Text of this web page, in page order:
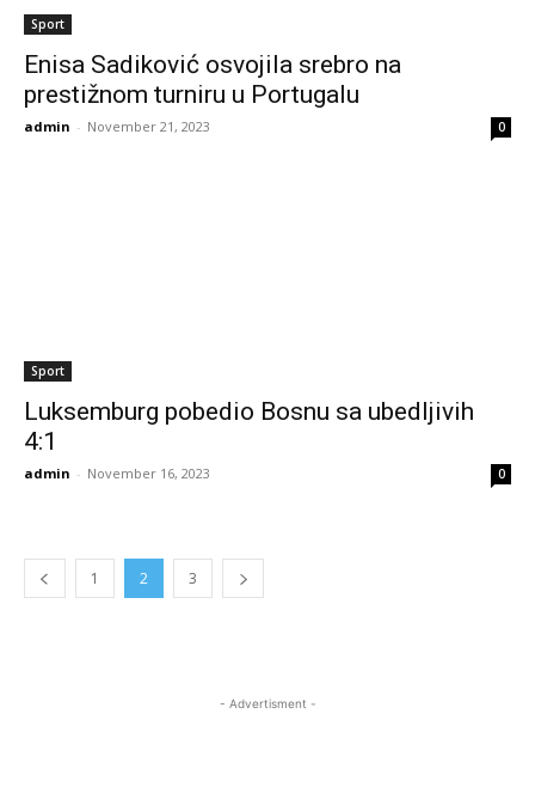
Sport
Enisa Sadiković osvojila srebro na
prestižnom turniru u Portugalu
admin - November 21, 2023 0
Sport
Luksemburg pobedio Bosnu sa ubedljivih
4:1
admin - November 16, 2023 0
1 2 3
- Advertisment -